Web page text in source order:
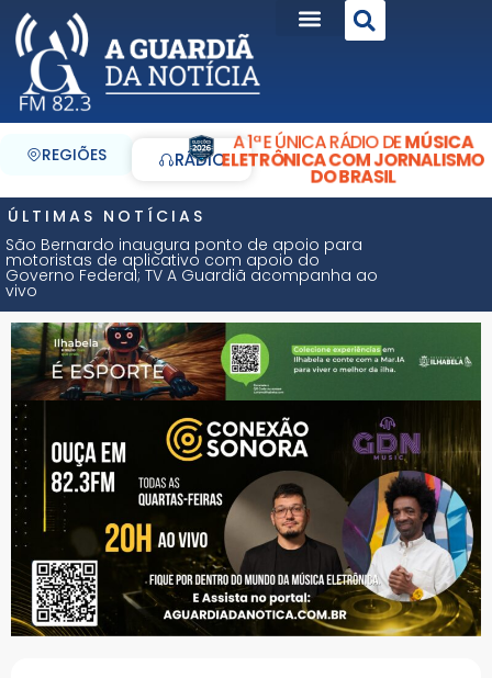
REGIÕES RÁDIO
A 1ª E ÚNICA RÁDIO DEMÚSICA
ELETRÔNICA COM JORNALISMO
DO BRASIL
ÚLTIMAS NOTÍCIAS
São Bernardo inaugura ponto de apoio para
motoristas de aplicativo com apoio do
Governo Federal; TV A Guardiã acompanha ao
vivo